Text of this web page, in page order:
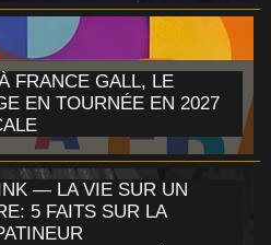
FRANCE GALL, LE
EN TOURNÉE EN 2027
— LA VIE SUR UN
5 FAITS SUR LA